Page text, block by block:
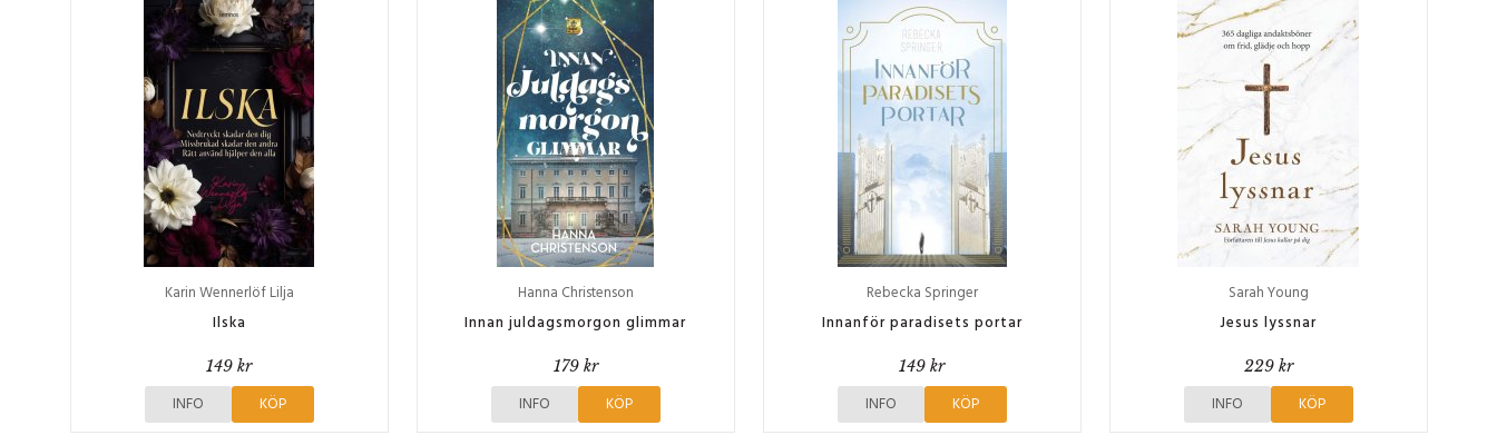
Karin Wennerlöf Lilja
Ilska
149 kr
INFO KÖP
Hanna Christenson
Innan juldagsmorgon glimmar
179 kr
INFO KÖP
Rebecka Springer
Innanför paradisets portar
149 kr
INFO KÖP
Sarah Young
Jesus lyssnar
229 kr
INFO KÖP